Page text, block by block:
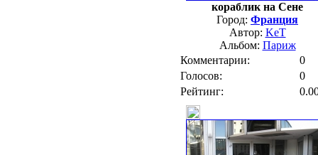
кораблик на Сене
Город: Франция
Автор: KeT
Альбом: Париж
Комментарии:
0
Голосов:
0
Рейтинг: